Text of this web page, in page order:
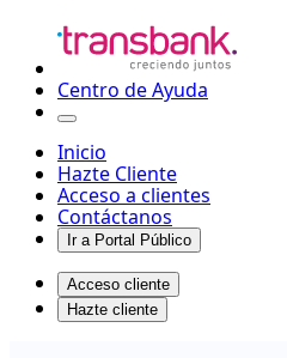
Centro de Ayuda
Inicio
Hazte Cliente
Acceso a clientes
Contáctanos
Ir a Portal Público
Acceso cliente
Hazte cliente